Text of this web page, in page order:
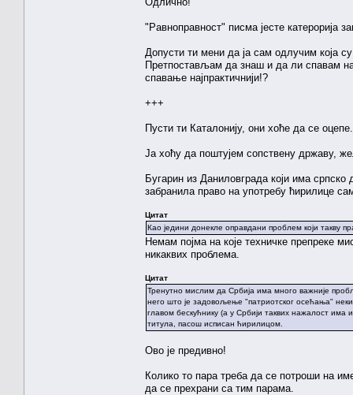
"Равноправност" писма јесте катерорија
Допусти ти мени да ја сам одлучим која
Претпостављам да знаш и да ли спавам
спавање најпрактичнији!?
+++
Пусти ти Каталонију, они хоће да се
Ја хоћу да поштујем сопствену државу,
Бугарин из Даниловграда који има
забранила право на употребу ћирилице
Цитат
Као једини донекле оправдани проблем који такву
Немам појма на које техничке препреке
никаквих проблема.
Цитат
Тренутно мислим да Србија има много важније
него што је задовољење "патриотског осећања"
главом бескућнику (а у Србији таквих нажалост има
титула, пасош исписан ћирилицом.
Ово је предивно!
Колико то пара треба да се потроши на
да се прехрани са тим парама.